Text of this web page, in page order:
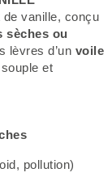
vanille, conçu
sèches ou
lèvres d’un voile
et
pollution)